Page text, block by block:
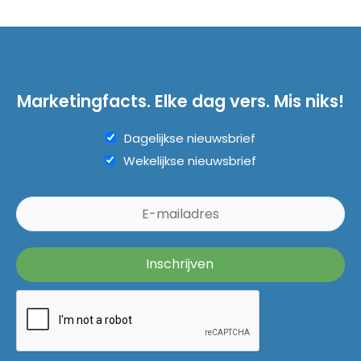
Marketingfacts. Elke dag vers. Mis niks!
Dagelijkse nieuwsbrief
Wekelijkse nieuwsbrief